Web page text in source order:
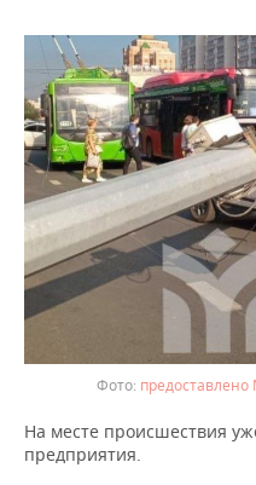
КИБЕРСПОРТ
ФИГУРНОЕ КАТАНИЕ
ВОДНЫЕ ВИДЫ
ХОККЕЙ С МЯЧОМ
КУЛЬТУРА
МЕДИЦИНА
ОБРАЗОВАНИЕ
ПРОИСШЕСТВИЯ
СПИСОК КОМПАНИЙ
На месте происшествия
предприятия.